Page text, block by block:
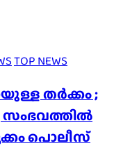
TOP NEWS
തർക്കം ;
സംഭവത്തിൽ
പൊലീസ്